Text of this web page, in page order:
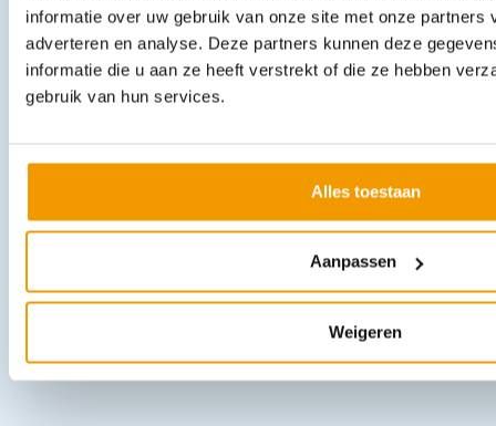
informatie over uw gebruik van onze site met onze partners
adverteren en analyse. Deze partners kunnen deze
informatie die u aan ze heeft verstrekt of die ze hebben
gebruik van hun services.
Alles toestaan
Aanpassen
Weigeren
In winkelwagen